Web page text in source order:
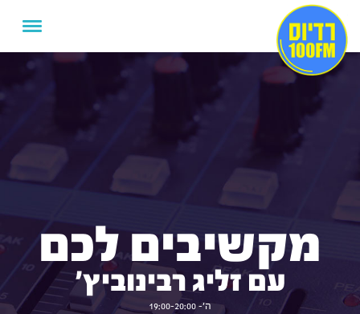
מקשיבים לכם
עם זליג רבינוביץ'
ה'- 19:00-20:00